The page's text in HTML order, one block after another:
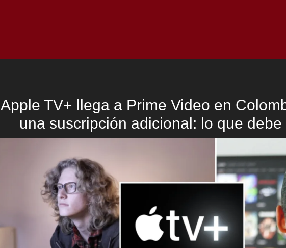
Apple TV+ llega a Prime Video en
una suscripción adicional: lo que debe